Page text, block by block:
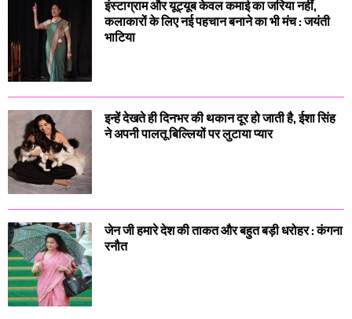
इंस्टाग्राम और यूट्यूब केवल कमाई का जरिया नहीं,
कलाकारों के लिए नई पहचान बनाने का भी मंच : जयंती
भाटिया
इन्हें देखते ही दिनभर की थकान दूर हो जाती है, ईशा सिंह
ने अपनी पालतू बिल्लियों पर लुटाया प्यार
जेन जी हमारे देश की ताकत और बहुत बड़ी धरोहर : कंगना
रनौत